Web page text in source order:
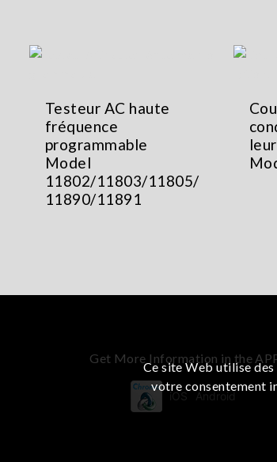
Testeur AC haute
fréquence
programmable
Model
11802/11803/11805/
11890/11891
Get More Information in the
iOS Android
Ce site Web utilise
votre consentement